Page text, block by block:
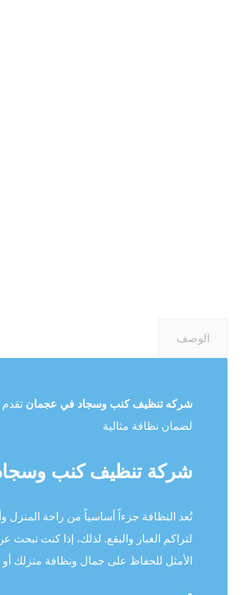
الوصف
شركه تنظيف كنب وسجاد في عجمان تقدم
لضمان نظافة مثالية
شركة تنظيف كنب وسجاد
تُعد النظافة جزءاً أساسياً من راحة المنزل
لتراكم الغبار والبقع. لذلك، إذا كنت تبحث
الأمثل للحفاظ على جمال ونظافة منزلك